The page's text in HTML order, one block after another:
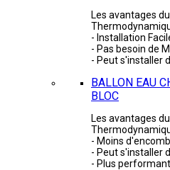
Les avantages
- Installation
- Pas besoin de
- Peut s'installer
BALLON EAU
BLOC
Les avantages
- Moins
- Peut s'installer
- Plus performant